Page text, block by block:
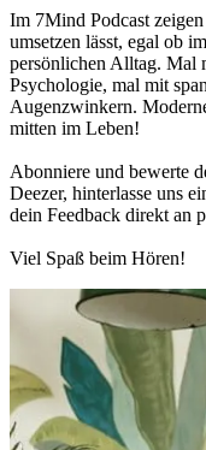
Im 7Mind Pod­cast
umset­zen lässt, egal ob
per­sön­li­chen Alltag. Mal
Psy­cho­lo­gie, mal mit
Augen­zwin­kern.
mitten im Leben!
Abon­niere und bewerte
Deezer, hin­ter­lasse uns
dein Feed­back direkt an
Viel Spaß beim Hören!